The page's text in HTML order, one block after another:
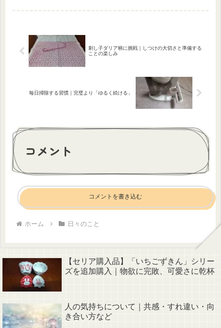
刺し子ダリア柄に挑戦｜しつけの大切さと準備する
ことの楽しみ
毎日掃除する習慣｜完璧より「ゆるく続ける」
コメント
コメントを書き込む
ホーム 日々のこと
【セリア購入品】「いちごずきん」シリー
ズを追加購入｜物欲に完敗、可愛さに乾杯
人の気持ちについて｜共感・すれ違い・向
き合い方など